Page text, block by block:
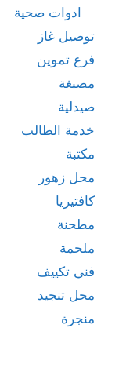
ادوات صحية
توصيل غاز
فرع تموين
مصبغة
صيدلية
خدمة الطالب
مكتبة
محل زهور
كافتيريا
مطحنة
ملحمة
فني تكييف
محل تنجيد
منجرة